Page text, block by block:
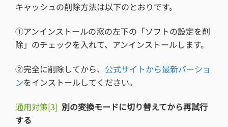
キャッシュの削除方法は以下のとおりです。
①アンインストールの窓の左下の「ソフトの設定を削
除」のチェックを入れて、アンインストールします。
②完全に削除してから、 公式サイトから最新バーショ
ンをインストールしてください。
通用対策[3] 別の変換モードに切り替えてから再試行
する